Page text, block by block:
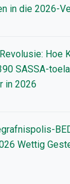
in die 2026-
Hoe
SASSA-
in 2026
Wettig